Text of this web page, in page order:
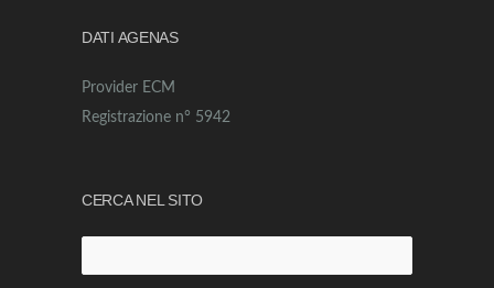
DATI AGENAS
Provider ECM
Registrazione n° 5942
CERCA NEL SITO
per: